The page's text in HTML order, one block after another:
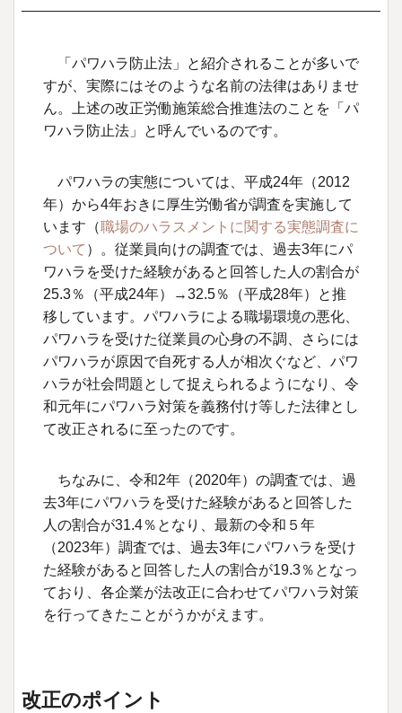
「パワハラ防止法」と紹介されることが多いで
すが、実際にはそのような名前の法律はありませ
ん。上述の改正労働施策総合推進法のことを「パ
ワハラ防止法」と呼んでいるのです。
パワハラの実態については、平成24年（2012
年）から4年おきに厚生労働省が調査を実施して
います（職場のハラスメントに関する実態調査に
ついて ）。従業員向けの調査では、過去3年にパ
ワハラを受けた経験があると回答した人の割合が
25.3％（平成24年）→32.5％（平成28年）と推
移しています。パワハラによる職場環境の悪化、
パワハラを受けた従業員の心身の不調、さらには
パワハラが原因で自死する人が相次ぐなど、パワ
ハラが社会問題として捉えられるようになり、令
和元年にパワハラ対策を義務付け等した法律とし
て改正されるに至ったのです。
ちなみに、令和2年（2020年）の調査では、過
去3年にパワハラを受けた経験があると回答した
人の割合が31.4％となり、最新の令和５年
（2023年）調査では、過去3年にパワハラを受け
た経験があると回答した人の割合が19.3％となっ
ており、各企業が法改正に合わせてパワハラ対策
を行ってきたことがうかがえます。
改正のポイント